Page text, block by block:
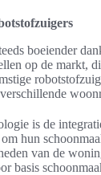
boeiender
op de markt,
is de
hun
van de
basis